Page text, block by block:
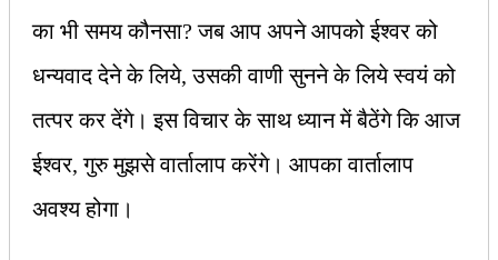
का भी समय कौनसा? जब आप अपने आपको ईश्‍वर को
धन्यवाद देने के लिये, उसकी वाणी सुनने के लिये स्वयं को
तत्पर कर देंगे। इस विचार के साथ ध्यान में बैठेंगे कि आज
ईश्‍वर, गुरु मुझसे वार्तालाप करेंगे। आपका वार्तालाप
अवश्य होगा।